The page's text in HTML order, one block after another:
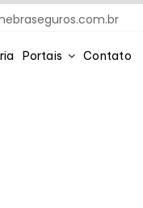
Portais Contato